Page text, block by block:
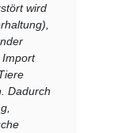
wird
Import
Dadurch